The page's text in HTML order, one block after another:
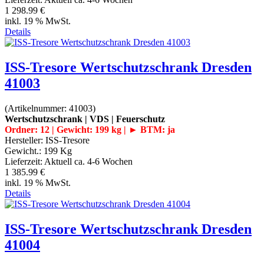
1 298.99 €
inkl. 19 % MwSt.
Details
ISS-Tresore Wertschutzschrank Dresden
41003
(Artikelnummer: 41003)
Wertschutzschrank | VDS | Feuerschutz
Ordner: 12 | Gewicht: 199 kg | ► BTM: ja
Hersteller: ISS-Tresore
Gewicht.: 199 Kg
Lieferzeit: Aktuell ca. 4-6 Wochen
1 385.99 €
inkl. 19 % MwSt.
Details
ISS-Tresore Wertschutzschrank Dresden
41004